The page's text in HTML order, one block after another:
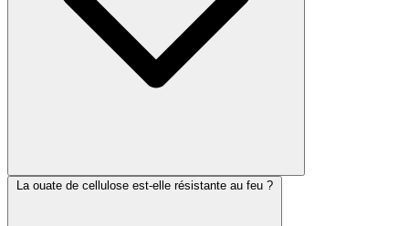
La ouate de cellulose est-elle résistante au feu ?